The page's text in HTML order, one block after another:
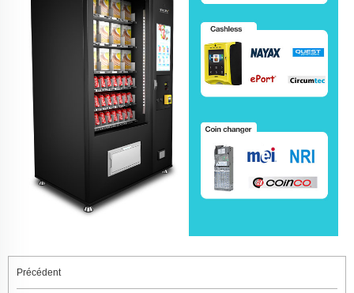
Précédent